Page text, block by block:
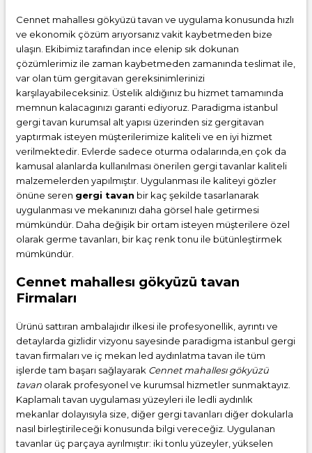
Cennet mahallesı gökyüzü tavan ve uygulama konusunda hızlı
ve ekonomik çözüm arıyorsanız vakit kaybetmeden bize
ulaşın. Ekibimiz tarafından ince elenip sık dokunan
çözümlerimiz ile zaman kaybetmeden zamanında teslimat ile,
var olan tüm gergitavan gereksinimlerinizi
karşılayabileceksiniz. Üstelik aldığınız bu hizmet tamamında
memnun kalacagınızı garanti ediyoruz. Paradigma istanbul
gergi tavan kurumsal alt yapısı üzerinden siz gergitavan
yaptırmak isteyen müşterilerimize kaliteli ve en iyi hizmet
verilmektedir. Evlerde sadece oturma odalarında,en çok da
kamusal alanlarda kullanılması önerilen gergi tavanlar kaliteli
malzemelerden yapılmıştır. Uygulanması ile kaliteyi gözler
önüne seren gergi tavan bir kaç şekilde tasarlanarak
uygulanması ve mekanınızı daha görsel hale getirmesi
mümkündür. Daha değişik bir ortam isteyen müşterilere özel
olarak germe tavanları, bir kaç renk tonu ile bütünleştirmek
mümkündür.
Cennet mahallesı gökyüzü tavan
Firmaları
Ürünü sattıran ambalajıdır ilkesi ile profesyonellik, ayrıntı ve
detaylarda gizlidir vizyonu sayesinde paradigma istanbul gergi
tavan firmaları ve iç mekan led aydınlatma tavan ile tüm
işlerde tam başarı sağlayarak Cennet mahallesı gökyüzü
tavan olarak profesyonel ve kurumsal hizmetler sunmaktayız.
Kaplamalı tavan uygulaması yüzeyleri ile ledli aydınlık
mekanlar dolayısıyla size, diğer gergi tavanları diğer dokularla
nasıl birleştirileceği konusunda bilgi vereceğiz. Uygulanan
tavanlar üç parçaya ayrılmıştır: iki tonlu yüzeyler, yükselen